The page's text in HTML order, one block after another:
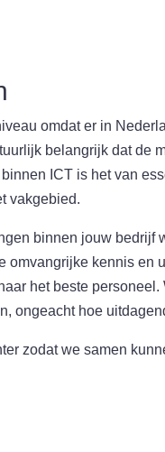
omdat er in
belangrijk dat de
ICT is het van
vakgebied.
binnen jouw bedrijf
omvangrijke kennis en
het beste
ongeacht hoe
zodat we samen